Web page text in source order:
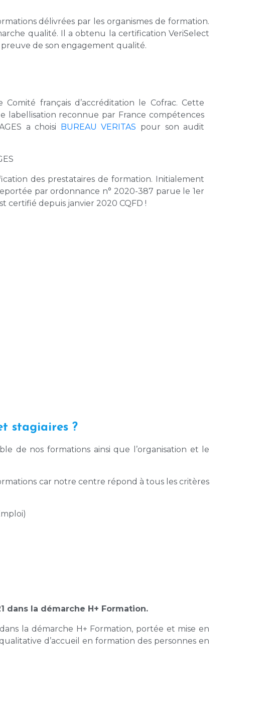
délivrées par les organismes de formation.
qualité. Il a obtenu la certification VeriSelect
de son engagement qualité.
français d’accréditation le Cofrac. Cette
labellisation reconnue par France compétences
a choisi BUREAU VERITAS pour son audit
des prestataires de formation. Initialement
par ordonnance n° 2020-387 parue le 1er
certifié depuis janvier 2020 CQFD !
stagiaires ?
de nos formations ainsi que l’organisation et le
car notre centre répond à tous les critères
dans la démarche H+ Formation.
la démarche H+ Formation, portée et mise en
d’accueil en formation des personnes en